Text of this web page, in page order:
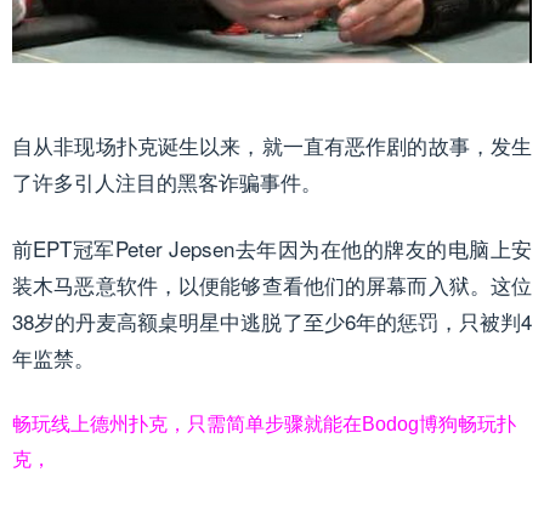
自从非现场扑克诞生以来，就一直有恶作剧的故事，发生
了许多引人注目的黑客诈骗事件。
前EPT冠军Peter Jepsen去年因为在他的牌友的电脑上安
装木马恶意软件，以便能够查看他们的屏幕而入狱。这位
38岁的丹麦高额桌明星中逃脱了至少6年的惩罚，只被判4
年监禁。
畅玩线上德州扑克，只需简单步骤就能在Bodog博狗畅玩扑
克，